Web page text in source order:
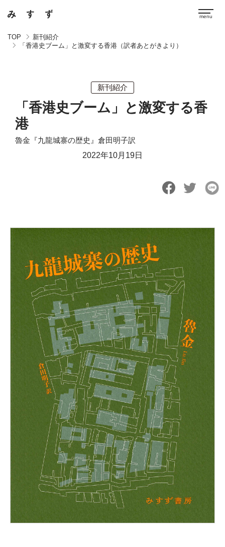
TOP
新刊紹介
「香港史ブーム」と激変する香港（訳者あとがきより）
新刊紹介
「香港史ブーム」と激変する香
港
魯金『九龍城寨の歴史』倉田明子訳
2022年10月19日